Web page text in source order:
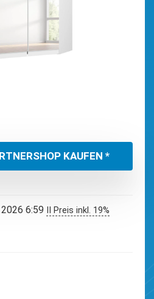
KAUFEN *
6:59
II Preis inkl. 19%